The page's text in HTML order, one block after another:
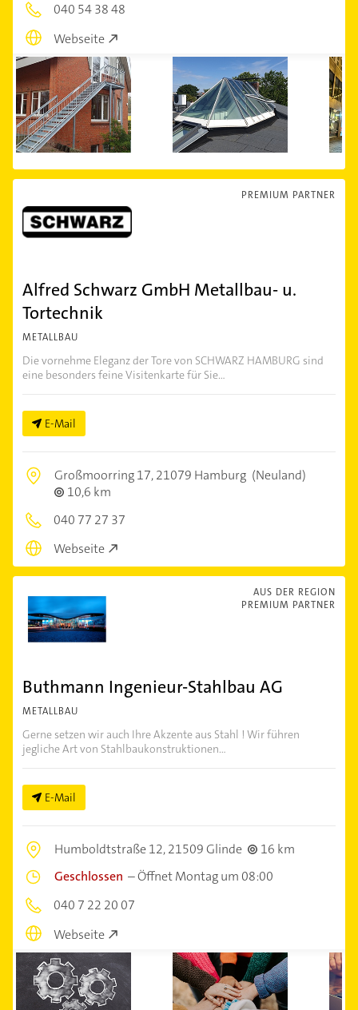
040 54 38 48
Webseite
PREMIUM PARTNER
Alfred Schwarz GmbH Metallbau- u.
Tortechnik
METALLBAU
Die vornehme Eleganz der Tore von SCHWARZ HAMBURG sind
eine besonders feine Visitenkarte für Sie...
E-Mail
Großmoorring 17,21079 Hamburg (Neuland)
10,6 km
040 77 27 37
Webseite
AUS DER REGION
PREMIUM PARTNER
Buthmann Ingenieur-Stahlbau AG
METALLBAU
Gerne setzen wir auch Ihre Akzente aus Stahl ! Wir führen
jegliche Art von Stahlbaukonstruktionen...
E-Mail
Humboldtstraße 12,21509 Glinde
16 km
Geschlossen –Öffnet Montag um 08:00
040 7 22 20 07
Webseite